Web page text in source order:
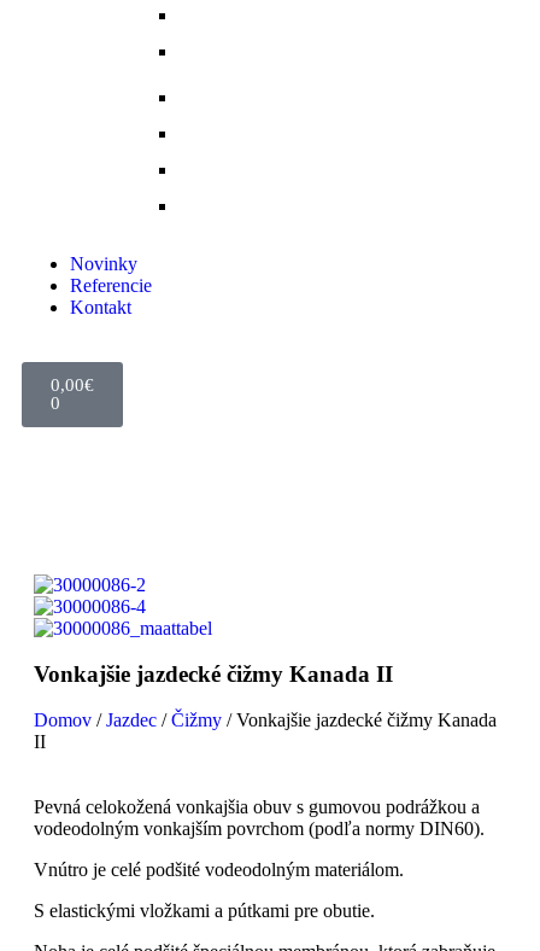
Novinky
Referencie
Kontakt
0,00€
0
Vonkajšie jazdecké čižmy Kanada II
Domov /Jazdec /Čižmy / Vonkajšie jazdecké čižmy Kanada
II
Pevná celokožená vonkajšia obuv s gumovou podrážkou a
vodeodolným vonkajším povrchom (podľa normy DIN60).
Vnútro je celé podšité vodeodolným materiálom.
S elastickými vložkami a pútkami pre obutie.